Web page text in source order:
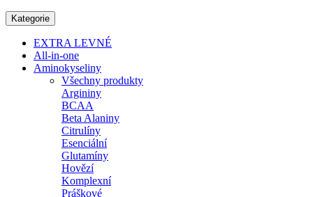
Kategorie
EXTRA LEVNÉ
All-in-one
Aminokyseliny
Všechny produkty
Argininy
BCAA
Beta Alaniny
Citrulíny
Esenciální
Glutamíny
Hovězí
Komplexní
Práškové